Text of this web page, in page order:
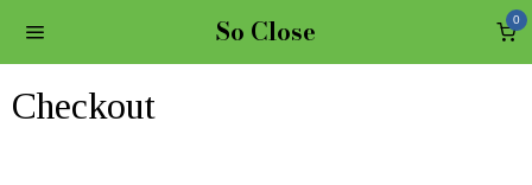
So Close 0
Checkout